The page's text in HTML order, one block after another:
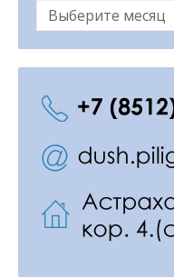
Архив
новостей